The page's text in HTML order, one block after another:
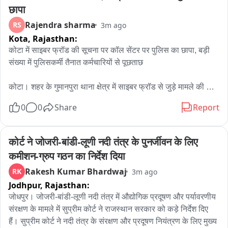
छापा
RS Rajendra sharma 3m ago
Kota, Rajasthan:
कोटा में साइबर फ्रॉड की सूचना पर कॉल सेंटर पर पुलिस का छापा, बड़ी
संख्या में पुलिसकर्मी तैनात कर्मचारियों से पूछताछ
कोटा। शहर के गुमानपुरा थाना क्षेत्र में साइबर फ्रॉड से जुड़े मामले की
छापा मारा। शुक्रवार रात करीब 9 बजे हुई इस कार्रवाई के दौरान बड़ी संख्या
जानकारी के अनुसार, साइबर फ्रॉड से जुड़े मामले की जांच के तहत पुलिस
टीम ने कॉल सेंटर में मौजूद कर्मचारियों से पूछताछ शुरू की। पुलिस
अधिकारियों ने कॉल सेंटर में संचालित गतिविधियों और कर्मचारियों की
भूमिका से संबंधित जानकारी जुटाई।
बताया जा रहा है कि यह कॉल सेंटर शॉपिंग सेंटर क्षेत्र में संचालित हो रहा
था। इसके अलावा शहर में इसके दो अन्य स्थानों पर भी ब्रांच ऑफिस
0 0 Share Report
कोर्ट ने जोजरी-बांडी-लूणी नदी तंत्र के पुनर्जीवन के लिए
कमीशन-ग्रुप गठन का निर्देश दिया
RK Rakesh Kumar Bhardwaj 3m ago
Jodhpur, Rajasthan:
जोधपुर। जोजरी-बांडी-लूणी नदी तंत्र में औद्योगिक प्रदूषण और पर्यावरणीय
संरक्षण के मामले में सुप्रीम कोर्ट ने राजस्थान सरकार को कड़े निर्देश दिए
हैं। सुप्रीम कोर्ट ने नदी तंत्र के संरक्षण और प्रदूषण नियंत्रण के लिए मुख्य